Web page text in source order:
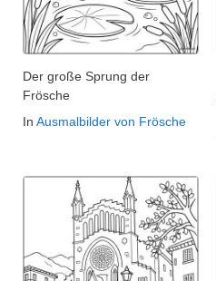
Der große Sprung der
Frösche
In Ausmalbilder von Frösche